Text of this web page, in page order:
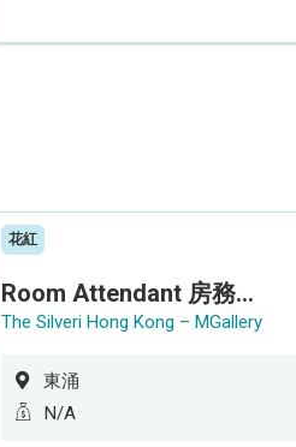
花紅
Room Attendant 房務員 (Accor Hotel)
The Silveri Hong Kong – MGallery
東涌
N/A